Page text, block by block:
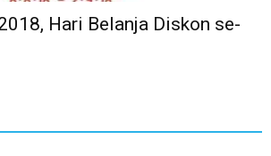
Hari Belanja Diskon se-